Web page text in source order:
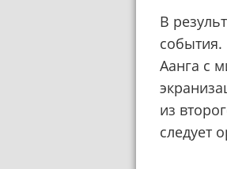
В
Аанга с
из
следует